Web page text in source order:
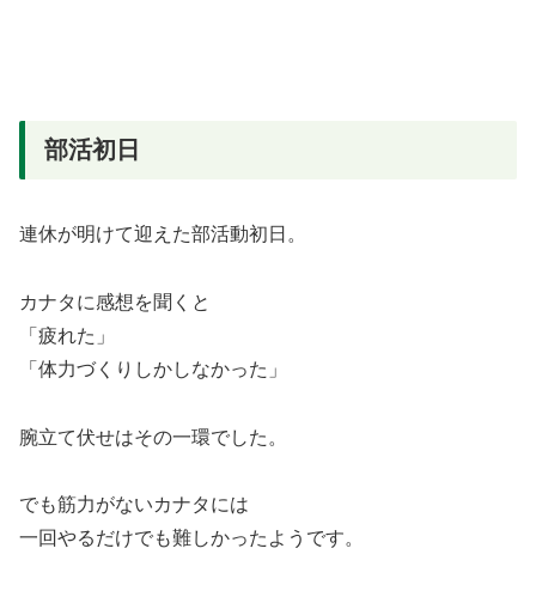
部活初日
連休が明けて迎えた部活動初日。
カナタに感想を聞くと
「疲れた」
「体力づくりしかしなかった」
腕立て伏せはその一環でした。
でも筋力がないカナタには
一回やるだけでも難しかったようです。